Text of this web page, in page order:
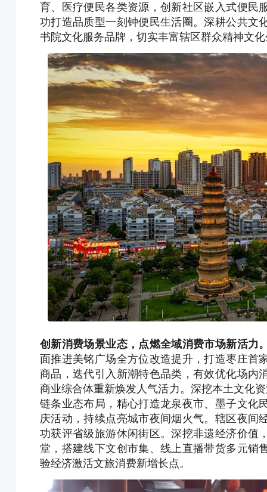
育、医疗便民各类资源，创新社区嵌入式便民
功打造品质型一刻钟便民生活圈。深耕公共文
书院文化服务品牌，切实丰富辖区群众精神文
创新消费场景业态，点燃全域消费市场新活力
面推进美铭广场全方位改造提升，打造枣庄首
商品，迭代引入新潮特色品类，有效优化场内
商业综合体重新焕发人气活力。深挖本土文化
链条业态布局，精心打造龙泉夜市、墨子文化
庆活动，持续点亮城市夜间烟火气。辖区夜间
功获评省级旅游休闲街区。深挖非遗经济价值
堂，搭建线下文创市集、线上直播带货多元销
验经济激活文旅消费新增长点。